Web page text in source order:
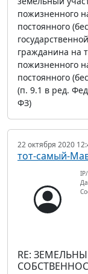
пожизненного
постоянного
гражданина на
пожизненного
постоянного
(п. 9.1 в ред.
ФЗ)
22 октября 2020
тот-самый-
RE: